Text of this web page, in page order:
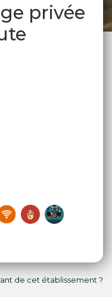
privée
de cet établissement ?